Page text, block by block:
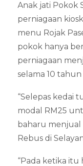
Anak jati Pokok
perniagaan
menu Rojak
pokok hanya
perniagaan
selama 10
“Selepas kedai
modal RM25
baharu menjual
Rebus di
“Pada ketika itu